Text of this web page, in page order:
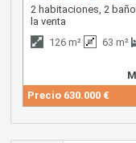
2 habitaciones, 2
la venta
126 m²
63 m²
Precio 630.000 €